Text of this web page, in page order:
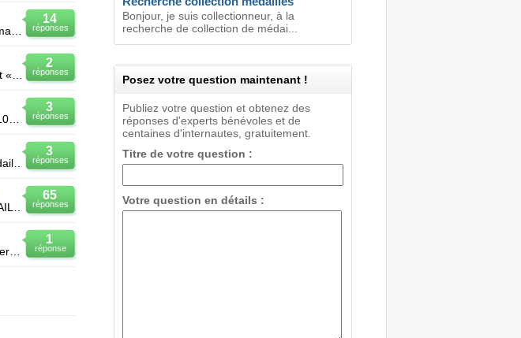
14
réponses
2
réponses
3
réponses
Bonjour, Je souhaite vendre une collection complète, en parfait état de 100 pièces en argent av
3
réponses
Je vends 60 médailles en argent entre 39 et 40,5 grammes chaque médailles soit plus de 2 kilos d arg
65
réponses
1
réponse
Bonjour, je possède une collection de médailles des rois de France en vermeil, si quelqu'un interess
Bonjour, je suis collectionneur, à la
recherche de collection de médai...
Posez votre question maintenant !
Publiez votre question et obtenez des
réponses d'experts bénévoles et de
centaines d'internautes, gratuitement.
Titre de votre question :
Votre question en détails :